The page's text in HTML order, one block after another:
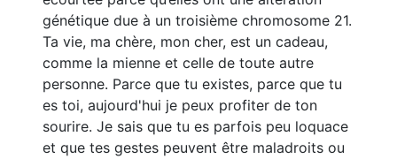
génétique due à un troisième chromosome 21.
Ta vie, ma chère, mon cher, est un cadeau,
comme la mienne et celle de toute autre
personne. Parce que tu existes, parce que tu
es toi, aujourd'hui je peux profiter de ton
sourire. Je sais que tu es parfois peu loquace
et que tes gestes peuvent être maladroits ou